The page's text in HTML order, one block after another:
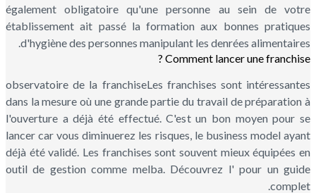
également obligatoire qu'une personne au sein de votre
établissement ait passé la formation aux bonnes pratiques
d'hygiène des personnes manipulant les denrées alimentaires.
Comment lancer une franchise ?
observatoire de la franchiseLes franchises sont intéressantes
dans la mesure où une grande partie du travail de préparation à
l'ouverture a déjà été effectué. C'est un bon moyen pour se
lancer car vous diminuerez les risques, le business model ayant
déjà été validé. Les franchises sont souvent mieux équipées en
outil de gestion comme melba. Découvrez l' pour un guide
complet.